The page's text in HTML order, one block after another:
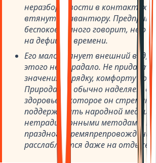
неразборчивости в контактах
втянуть в авантюру.
беспокоен, много говорит, не
на дефицит времени.
Его мало волнует внешний вид,
этого не страдало. Не придает
значения порядку, комфорту
Природа его обычно наделяет
здоровьем, которое он
поддерживать народной
нетрадиционными методами.
праздного
расслабляется даже на отдыхе.